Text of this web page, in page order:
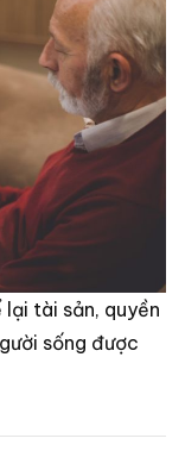
tài sản, quyền
sống được